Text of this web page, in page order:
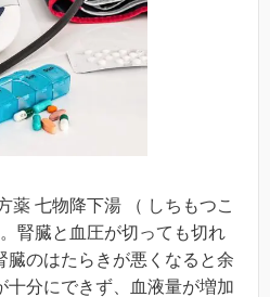
薬 七物降下湯 （ しちもつこ
腎臓と血圧が切っても切れ
臓のはたらきが悪くなると余
十分にできず、血液量が増加